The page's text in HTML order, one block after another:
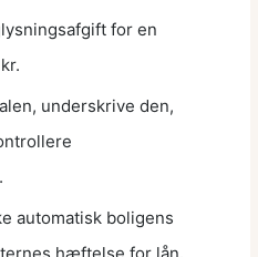
for en
underskrive den,
automatisk boligens